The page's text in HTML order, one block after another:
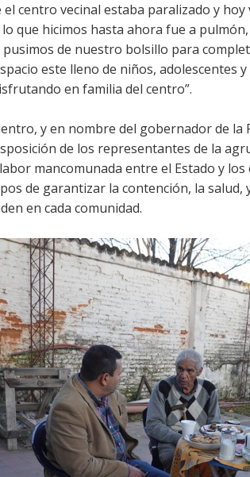
centro vecinal estaba paralizado y
que hicimos hasta ahora fue a
de nuestro bolsillo para
este lleno de niños, adolescentes
en familia del centro”.
y en nombre del gobernador de la
de los representantes de la
mancomunada entre el Estado y los
de garantizar la contención, la salud,
en cada comunidad.